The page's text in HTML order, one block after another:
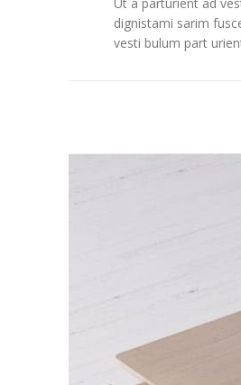
dignistami sarim
vesti bulum part